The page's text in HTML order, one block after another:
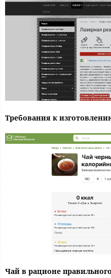
Требования к
Чай в рационе